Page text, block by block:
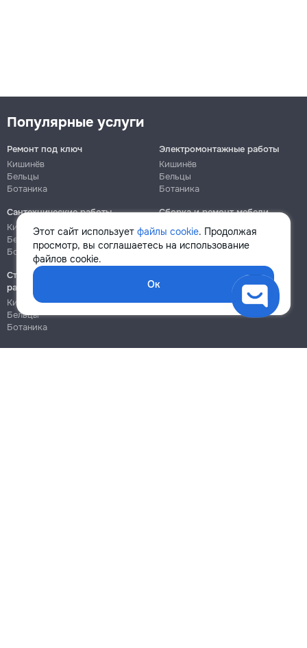
Этот сайт использует файлы cookie. Продолжая
просмотр, вы соглашаетесь на использование
файлов cookie.
Ок
Популярные услуги
Ремонт под ключ
Кишинёв
Бельцы
Ботаника
Электромонтажные работы
Кишинёв
Бельцы
Ботаника
Сантехнические работы
Кишинёв
Бельцы
Ботаника
Сборка и ремонт мебели
Кишинёв
Ботаника
Строительно-монтажные
работы
Кишинёв
Бельцы
Ботаника